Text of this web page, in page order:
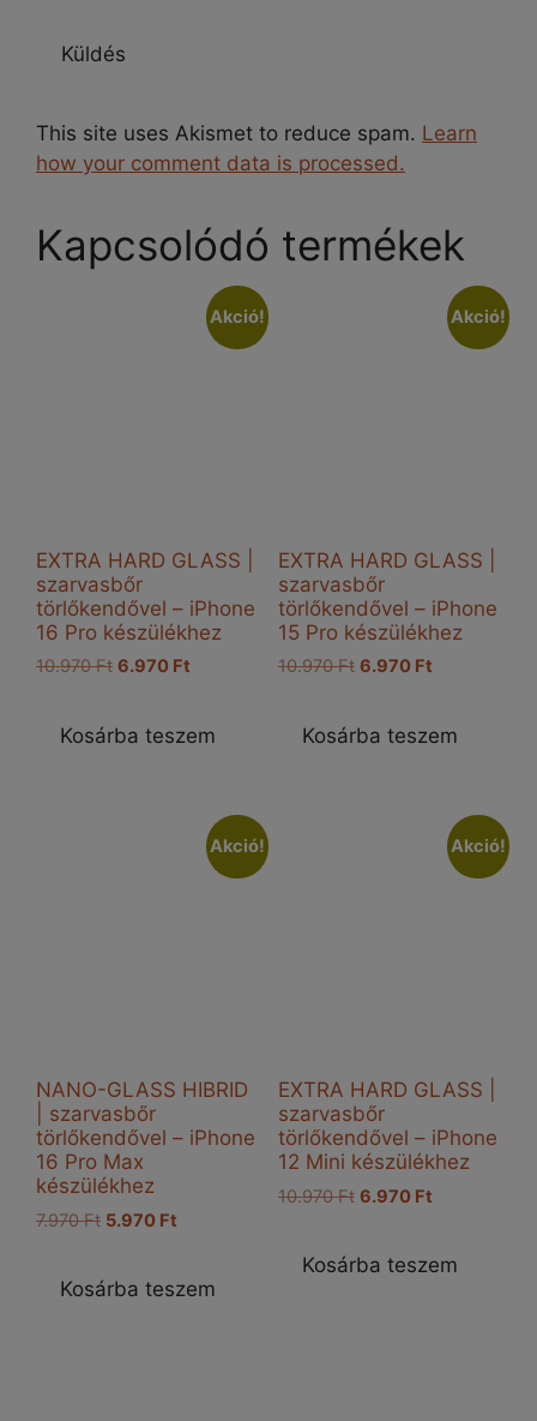
This site uses Akismet to reduce spam. Learn
how your comment data is processed.
Kapcsolódó termékek
Akció!
EXTRA HARD GLASS |
szarvasbőr
törlőkendővel – iPhone
16 Pro készülékhez
10.970Ft Original
10.970 Ft.
6.970 Ft
6.970 Ft.
Kosárba teszem
Akció!
EXTRA HARD GLASS |
szarvasbőr
törlőkendővel – iPhone
15 Pro készülékhez
10.970Ft Original
10.970 Ft.
6.970 FtCurrent
6.970 Ft.
Kosárba teszem
Akció!
NANO-GLASS HIBRID
| szarvasbőr
törlőkendővel – iPhone
16 Pro Max
készülékhez
7.970Ft Original
7.970 Ft.
5.970 Ft
5.970 Ft.
Kosárba teszem
Akció!
EXTRA HARD GLASS |
szarvasbőr
törlőkendővel – iPhone
12 Mini készülékhez
10.970Ft Original
10.970 Ft.
6.970 FtCurrent
6.970 Ft.
Kosárba teszem